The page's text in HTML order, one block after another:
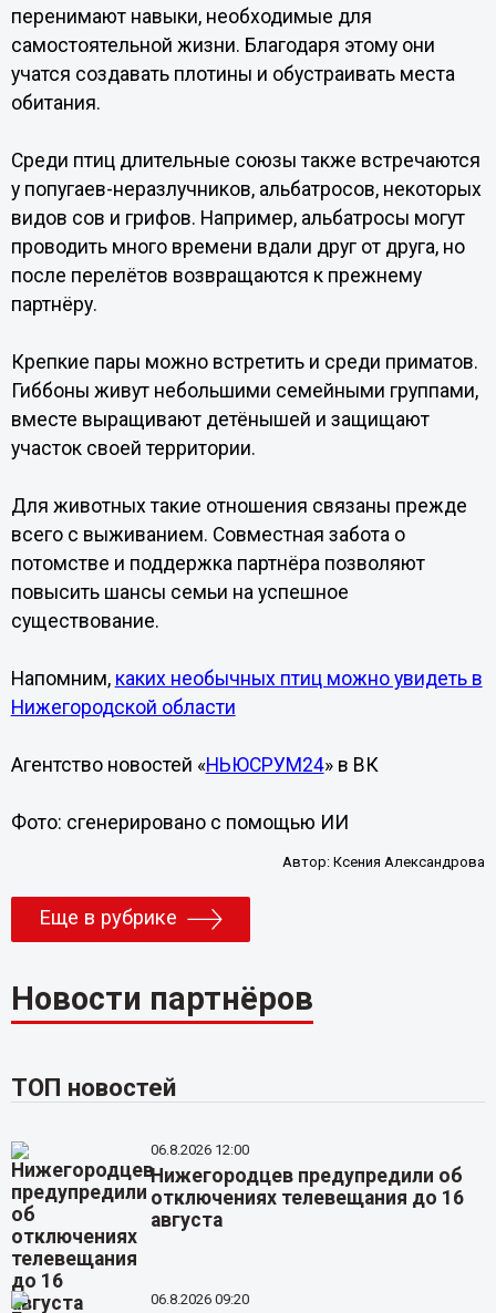
перенимают навыки, необходимые для
самостоятельной жизни. Благодаря этому они
учатся создавать плотины и обустраивать места
обитания.
Среди птиц длительные союзы также встречаются
у попугаев-неразлучников, альбатросов, некоторых
видов сов и грифов. Например, альбатросы могут
проводить много времени вдали друг от друга, но
после перелётов возвращаются к прежнему
партнёру.
Крепкие пары можно встретить и среди приматов.
Гиббоны живут небольшими семейными группами,
вместе выращивают детёнышей и защищают
участок своей территории.
Для животных такие отношения связаны прежде
всего с выживанием. Совместная забота о
потомстве и поддержка партнёра позволяют
повысить шансы семьи на успешное
существование.
Напомним, каких необычных птиц можно увидеть в
Нижегородской области
Агентство новостей «НЬЮСРУМ24» в ВК
Фото: сгенерировано с помощью ИИ
Автор:Ксения Александрова
Еще в рубрике
Новости партнёров
ТОП новостей
06.8.2026 12:00
Нижегородцев предупредили об
отключениях телевещания до 16
августа
06.8.2026 09:20